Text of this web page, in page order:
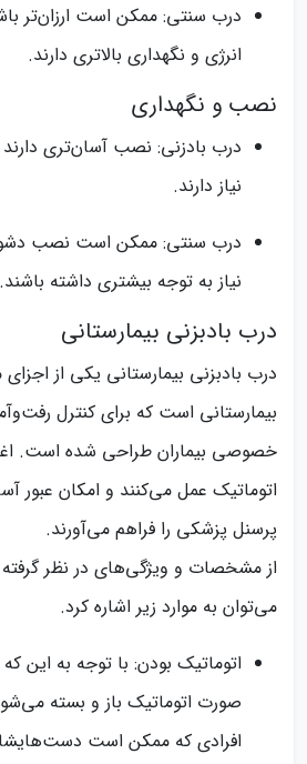
درب‌ سنتی: ممکن است ارزان‌تر
انرژی و نگهداری بالاتری دارند.
نصب و نگهداری
درب‌ بادزنی: نصب آسان‌تری
نیاز دارند.
درب‌ سنتی: ممکن است نصب
نیاز به توجه بیشتری داشته باشند.
درب بادبزنی بیمارستانی
درب بادبزنی بیمارستانی یکی از
بیمارستانی است که برای کنترل
خصوصی بیماران طراحی شده است.
اتوماتیک عمل می‌کنند و امکان عبور
پرسنل پزشکی را فراهم می‌آورند.
از مشخصات و ویژگی‌های در نظر
می‌توان به موارد زیر اشاره کرد.
اتوماتیک بودن: با توجه به این که
صورت اتوماتیک باز و بسته
افرادی که ممکن است دست‌هایشان